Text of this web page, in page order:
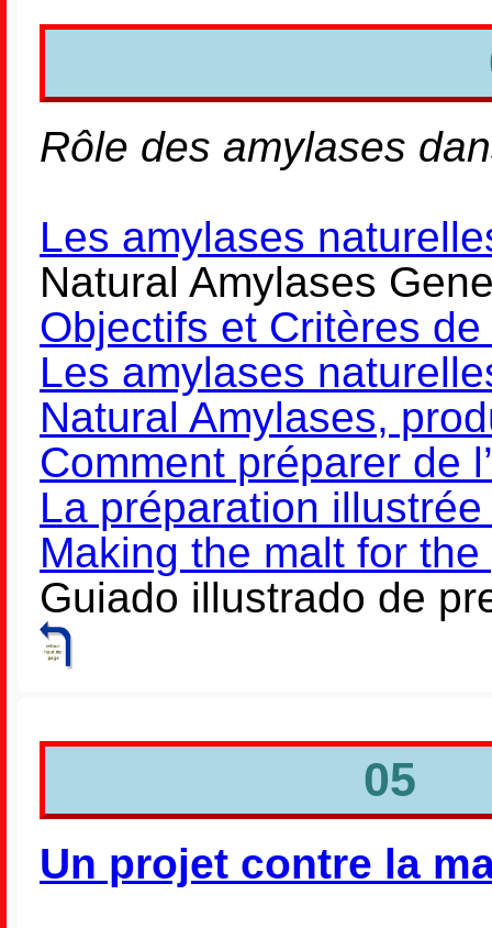
Rôle des amylases
Les amylases
Natural Amylases
Objectifs et Critères
Les amylases
Natural Amylases,
Comment préparer de
La préparation
Making the malt for
Guiado illustrado de
05
Un projet contre la